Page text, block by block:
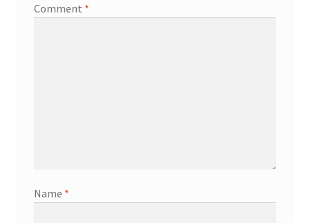
Comment *
Name *